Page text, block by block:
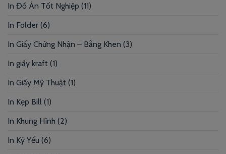
In Đồ Án Tốt Nghiệp (11)
In Folder (6)
In Giấy Chứng Nhận – Bằng Khen (3)
In giấy kraft (1)
In Giấy Mỹ Thuật (1)
In Kẹp Bill (1)
In Khung Hình (2)
In Kỷ Yếu (6)